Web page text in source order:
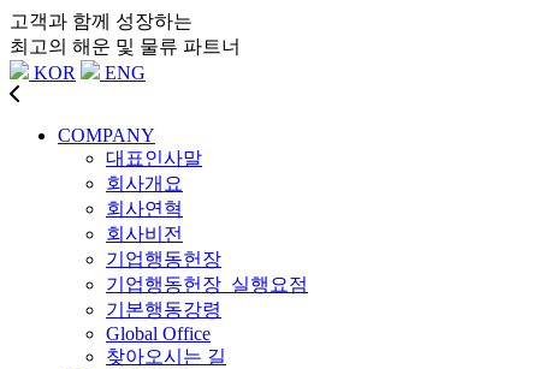
고객과 함께 성장하는
최고의 해운 및 물류 파트너
KOR
ENG
COMPANY
대표인사말
회사개요
회사연혁
회사비전
기업행동헌장
기업행동헌장_실행요점
기본행동강령
Global Office
찾아오시는 길